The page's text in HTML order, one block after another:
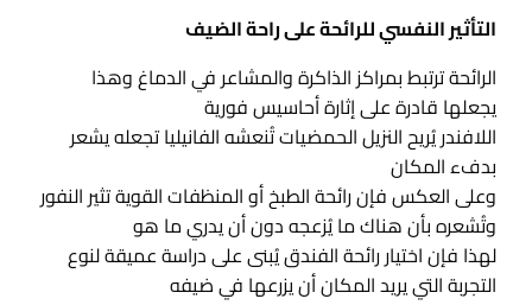
التأثير النفسي للرائحة على راحة الضيف
الرائحة ترتبط بمراكز الذاكرة والمشاعر في الدماغ وهذا
يجعلها قادرة على إثارة أحاسيس فورية
اللافندر يُريح النزيل الحمضيات تُنعشه الفانيليا تجعله يشعر
بدفء المكان
وعلى العكس فإن رائحة الطبخ أو المنظفات القوية تثير النفور
وتُشعره بأن هناك ما يُزعجه دون أن يدري ما هو
لهذا فإن اختيار رائحة الفندق يُبنى على دراسة عميقة لنوع
التجربة التي يريد المكان أن يزرعها في ضيفه